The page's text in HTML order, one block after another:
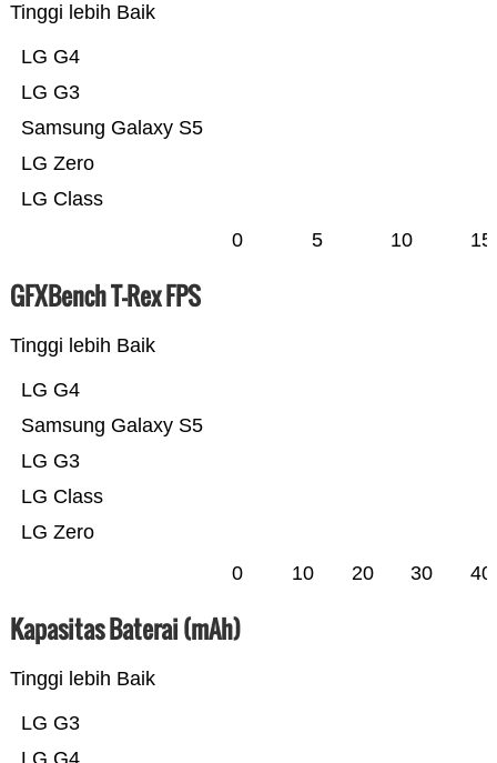
Tinggi lebih Baik
LG Class
LG Zero
Samsung Galaxy S5
LG G3
LG G4
0 5 10 15
GFXBench T-Rex FPS
Tinggi lebih Baik
LG Zero
LG Class
LG G3
Samsung Galaxy S5
LG G4
0 10 20 30 40
Kapasitas Baterai (mAh)
Tinggi lebih Baik
LG G3